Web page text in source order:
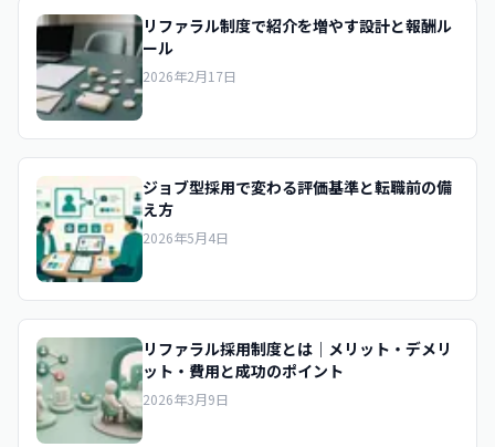
リファラル制度で紹介を増やす設計と報酬ル
ール
2026年2月17日
ジョブ型採用で変わる評価基準と転職前の備
え方
2026年5月4日
リファラル採用制度とは｜メリット・デメリ
ット・費用と成功のポイント
2026年3月9日